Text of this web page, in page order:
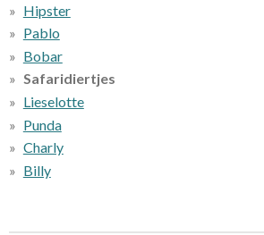
Hipster
Pablo
Bobar
Safaridiertjes
Lieselotte
Punda
Charly
Billy